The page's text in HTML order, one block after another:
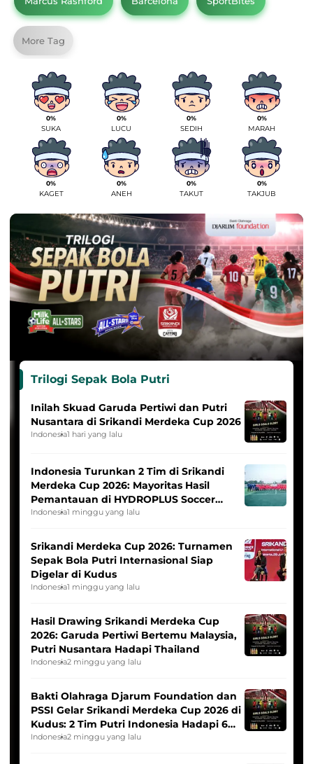
More Tag
0%
SUKA
0%
LUCU
0%
SEDIH
0%
MARAH
0%
KAGET
0%
ANEH
0%
TAKUT
0%
TAKJUB
Trilogi Sepak Bola Putri
Inilah Skuad Garuda Pertiwi dan Putri
Nusantara di Srikandi Merdeka Cup 2026
Indonesia1 hari yang lalu
Indonesia Turunkan 2 Tim di Srikandi
Merdeka Cup 2026: Mayoritas Hasil
Pemantauan di HYDROPLUS Soccer
League
Indonesia1 minggu yang lalu
Srikandi Merdeka Cup 2026: Turnamen
Sepak Bola Putri Internasional Siap
Digelar di Kudus
Indonesia1 minggu yang lalu
Hasil Drawing Srikandi Merdeka Cup
2026: Garuda Pertiwi Bertemu Malaysia,
Putri Nusantara Hadapi Thailand
Indonesia2 minggu yang lalu
Bakti Olahraga Djarum Foundation dan
PSSI Gelar Srikandi Merdeka Cup 2026 di
Kudus: 2 Tim Putri Indonesia Hadapi 6
Tim Asia
Indonesia2 minggu yang lalu